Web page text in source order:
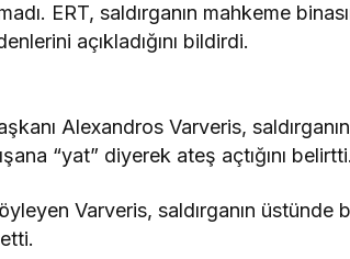
ERT, saldırganın mahkeme
açıkladığını bildirdi.
Alexandros Varveris,
“yat” diyerek ateş açtığını belirtti.
Varveris, saldırganın üstünde